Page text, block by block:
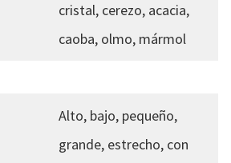
cristal, cerezo, acacia,
caoba, olmo, mármol
Alto, bajo, pequeño,
grande, estrecho, con